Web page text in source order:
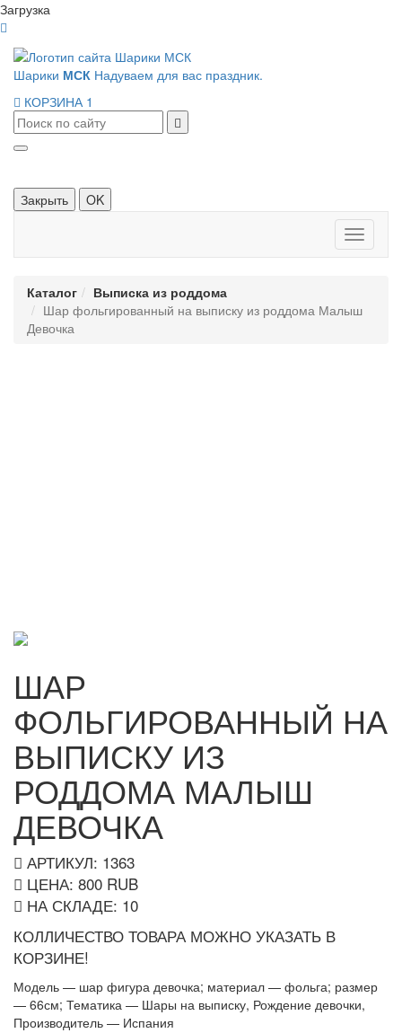
Загрузка
Шарики МСК Надуваем для вас праздник.
КОРЗИНА 1
Закрыть OK
Панель
Каталог
Выписка из роддома
Шар фольгированный на выписку из роддома Малыш
Девочка
ШАР
ФОЛЬГИРОВАННЫЙ НА
ВЫПИСКУ ИЗ
РОДДОМА МАЛЫШ
ДЕВОЧКА
АРТИКУЛ: 1363
ЦЕНА: 800 RUB
НА СКЛАДЕ: 10
КОЛЛИЧЕСТВО ТОВАРА МОЖНО УКАЗАТЬ В
КОРЗИНЕ!
Модель — шар фигура девочка; материал — фольга; размер
— 66см; Тематика — Шары на выписку, Рождение девочки,
Производитель — Испания